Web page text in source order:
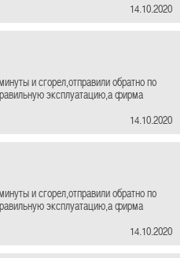
14.10.2020
и сгорел,отправили обратно по
эксплуатацию,а фирма
14.10.2020
и сгорел,отправили обратно по
эксплуатацию,а фирма
14.10.2020